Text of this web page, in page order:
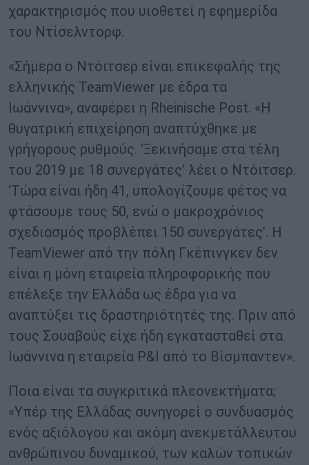
χαρακτηρισμός που υιοθετεί η εφημερίδα
του Ντίσελντορφ.
«Σήμερα ο Ντόιτσερ είναι επικεφαλής της
ελληνικής TeamViewer με έδρα τα
Ιωάννινα», αναφέρει η Rheinische Post. «Η
θυγατρική επιχείρηση αναπτύχθηκε με
γρήγορους ρυθμούς. ‘Ξεκινήσαμε στα τέλη
του 2019 με 18 συνεργάτες’ λέει ο Ντόιτσερ.
‘Τώρα είναι ήδη 41, υπολογίζουμε φέτος να
φτάσουμε τους 50, ενώ ο μακροχρόνιος
σχεδιασμός προβλέπει 150 συνεργάτες’. Η
TeamViewer από την πόλη Γκέπινγκεν δεν
είναι η μόνη εταιρεία πληροφορικής που
επέλεξε την Ελλάδα ως έδρα για να
αναπτύξει τις δραστηριότητές της. Πριν από
τους Σουαβούς είχε ήδη εγκατασταθεί στα
Ιωάννινα η εταιρεία P&I από το Βίσμπαντεν».
Ποια είναι τα συγκριτικά πλεονεκτήματα;
«Υπέρ της Ελλάδας συνηγορεί ο συνδυασμός
ενός αξιόλογου και ακόμη ανεκμετάλλευτου
ανθρώπινου δυναμικού, των καλών τοπικών